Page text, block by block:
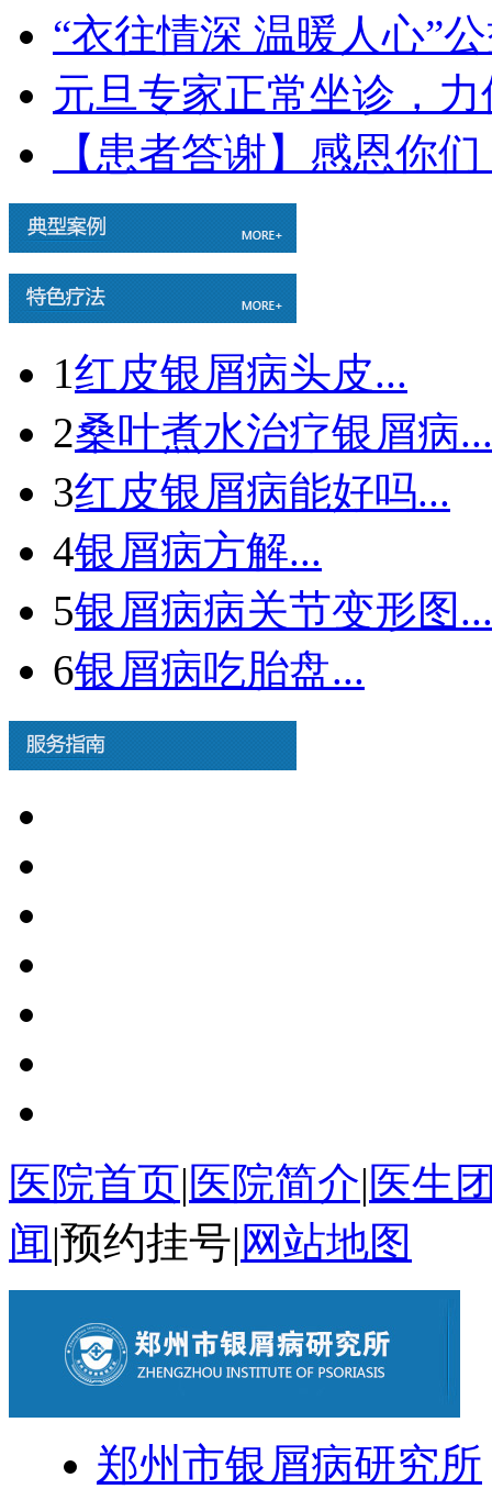
“衣往情深 温暖人心”
元旦专家正常坐诊，力
【患者答谢】感恩你
1红皮银屑病头皮...
2桑叶煮水治疗银屑病...
3红皮银屑病能好吗...
4银屑病方解...
5银屑病病关节变形图...
6银屑病吃胎盘...
医院首页|医院简介|医生
闻|预约挂号| 网站地图
郑州市银屑病研究所